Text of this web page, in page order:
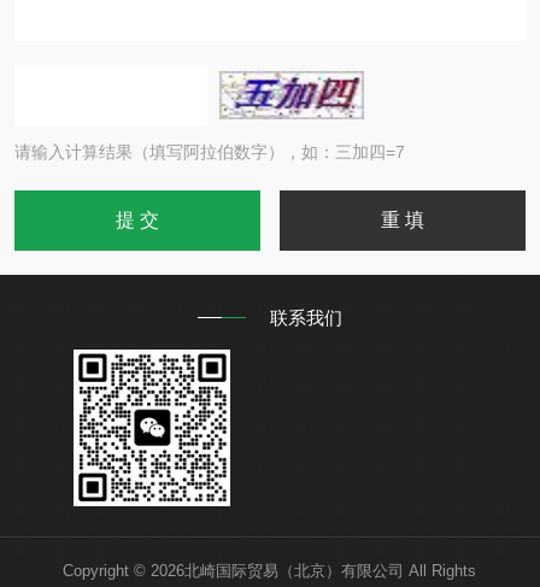
请输入计算结果（填写阿拉伯数字），如：三加四=7
联系我们
Copyright © 2026北崎国际贸易（北京）有限公司 All Rights